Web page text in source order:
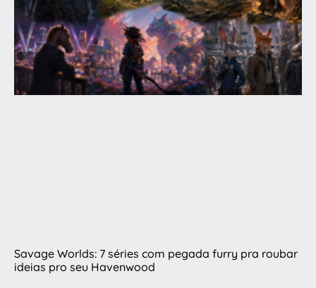
Savage Worlds: 7 séries com pegada furry pra roubar
ideias pro seu Havenwood